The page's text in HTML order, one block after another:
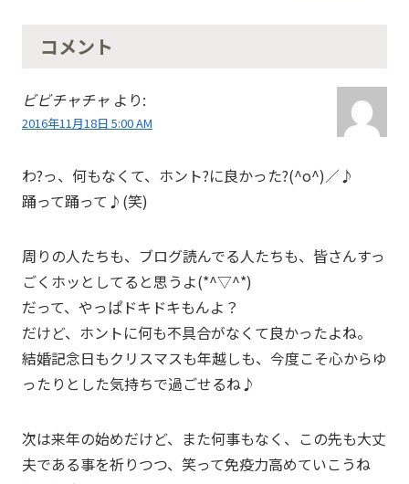
コメント
ビビチャチャ より:
2016年11月18日 5:00 AM
わ?っ、何もなくて、ホント?に良かった?(^o^)／♪
踊って踊って♪(笑)
周りの人たちも、ブログ読んでる人たちも、皆さんすっ
ごくホッとしてると思うよ(*^▽^*)
だって、やっぱドキドキもんよ？
だけど、ホントに何も不具合がなくて良かったよね。
結婚記念日もクリスマスも年越しも、今度こそ心からゆ
ったりとした気持ちで過ごせるね♪
次は来年の始めだけど、また何事もなく、この先も大丈
夫である事を祈りつつ、笑って免疫力高めていこうね